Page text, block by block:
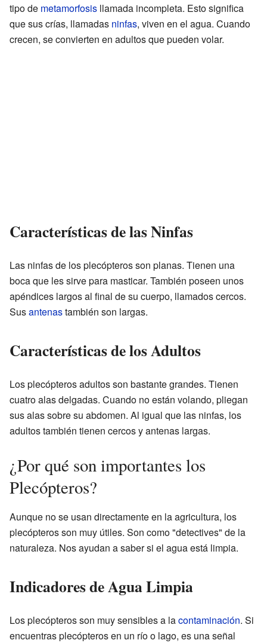
tipo de metamorfosis llamada incompleta. Esto significa
que sus crías, llamadas ninfas, viven en el agua. Cuando
crecen, se convierten en adultos que pueden volar.
Características de las Ninfas
Las ninfas de los plecópteros son planas. Tienen una
boca que les sirve para masticar. También poseen unos
apéndices largos al final de su cuerpo, llamados cercos.
Susantenastambién son largas.
Características de los Adultos
Los plecópteros adultos son bastante grandes. Tienen
cuatro alas delgadas. Cuando no están volando, pliegan
sus alas sobre su abdomen. Al igual que las ninfas, los
adultos también tienen cercos y antenas largas.
¿Por qué son importantes los
Plecópteros?
Aunque no se usan directamente en la agricultura, los
plecópteros son muy útiles. Son como "detectives" de la
naturaleza. Nos ayudan a saber si el agua está limpia.
Indicadores de Agua Limpia
Los plecópteros son muy sensibles a lacontaminación. Si
encuentras plecópteros en un río o lago, es una señal